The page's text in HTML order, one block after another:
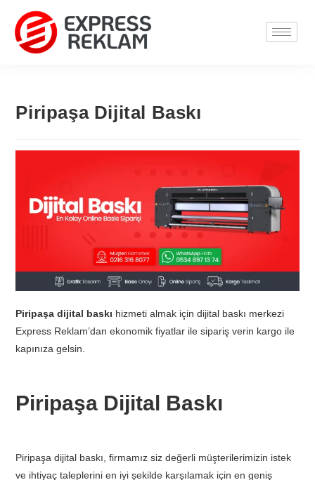
Piripaşa Dijital Baskı
Piripaşa dijital baskı hizmeti almak için dijital baskı merkezi
Express Reklam’dan ekonomik fiyatlar ile sipariş verin kargo ile
kapınıza gelsin.
Piripaşa Dijital Baskı
Piripaşa dijital baskı, firmamız siz değerli müşterilerimizin istek
ve ihtiyaç taleplerini en iyi şekilde karşılamak için en geniş